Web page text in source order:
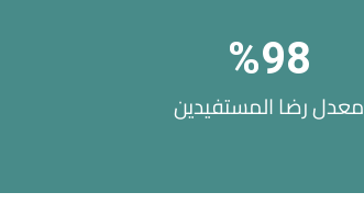
معدل رضا المستفيدين
98
%